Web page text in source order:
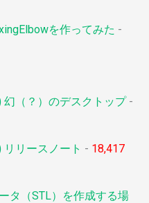
を作ってみた -
幻（？）のデスクトップ-
リリースノート - 18,417
タ（STL）を作成する場